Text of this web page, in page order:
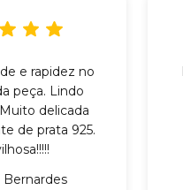
e rapidez no
peça. Lindo
delicada
de prata 925.